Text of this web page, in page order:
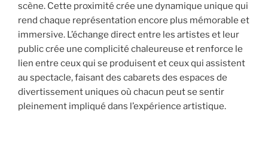
scène. Cette proximité crée une dynamique unique qui
rend chaque représentation encore plus mémorable et
immersive. L’échange direct entre les artistes et leur
public crée une complicité chaleureuse et renforce le
lien entre ceux qui se produisent et ceux qui assistent
au spectacle, faisant des cabarets des espaces de
divertissement uniques où chacun peut se sentir
pleinement impliqué dans l’expérience artistique.